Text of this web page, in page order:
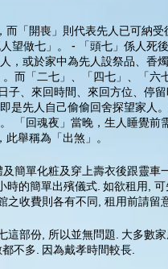
「開喪」則代表先人已可納
望做七」。 - 「頭七」係人死
，或於家中為先人設祭品、香
而「二七」、「四七」、「六
、來回時間、來回方位、停
先人自己偷偷回舍探望家人
「回魂夜」當晚，生人睡覺前
舉稱為「出煞」。
簡單化粧及穿上壽衣後跟靈車
的簡單出殯儀式. 如欲租用,
收費則各有不同, 租用前請留
部份, 所以並無問題. 大多數
不多. 因為戴孝時間較長.